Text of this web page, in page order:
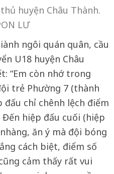
huyện Châu Thành.
LƯ
ngôi quán quân, cầu
U18 huyện Châu
“Em còn nhớ trong
trẻ Phường 7 (thành
đấu chỉ chênh lệch điểm
Đến hiệp đấu cuối (hiệp
ăn ý mà đội bóng
cách biệt, điểm số
cảm thấy rất vui